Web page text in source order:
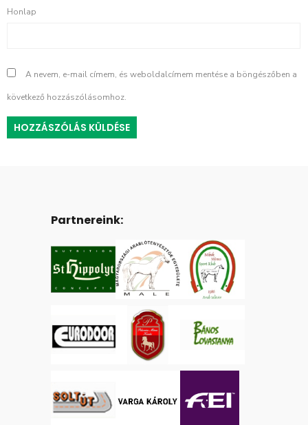
Honlap
A nevem, e-mail címem, és weboldalcímem mentése a böngészőben a
következő hozzászólásomhoz.
Partnereink: